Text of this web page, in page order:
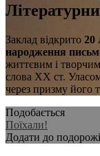
Заклад відкрито 20
народження
життєвим і
слова ХХ ст.
через призму його
Подобається
Поїхали!
Додати до подорожі